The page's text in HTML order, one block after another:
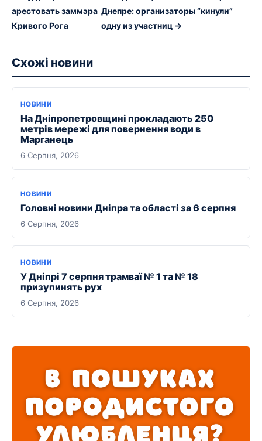
арестовать заммэра
Кривого Рога
Днепре: организаторы “кинули”
одну из участниц →
Схожі новини
НОВИНИ
На Дніпропетровщині прокладають 250
метрів мережі для повернення води в
Марганець
6 Серпня, 2026
НОВИНИ
Головні новини Дніпра та області за 6 серпня
6 Серпня, 2026
НОВИНИ
У Дніпрі 7 серпня трамваї № 1 та № 18
призупинять рух
6 Серпня, 2026